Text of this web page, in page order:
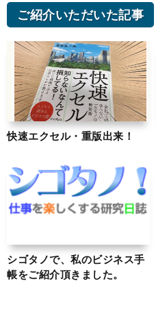
ご紹介いただいた記事
快速エクセル・重版出来！
シゴタノで、私のビジネス手
帳をご紹介頂きました。